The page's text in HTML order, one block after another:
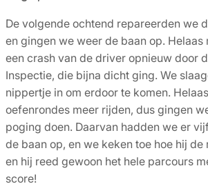
De volgende ochtend repareerden we
en gingen we weer de baan op. Helaas
een crash van de driver opnieuw door
Inspectie, die bijna dicht ging. We
nippertje in om erdoor te komen.
oefenrondes meer rijden, dus gingen
poging doen. Daarvan hadden we er
de baan op, en we keken toe hoe hij de
en hij reed gewoon het hele parcours
score!